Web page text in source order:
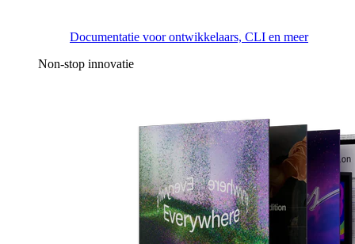
Documentatie voor ontwikkelaars, CLI en meer
Non-stop innovatie